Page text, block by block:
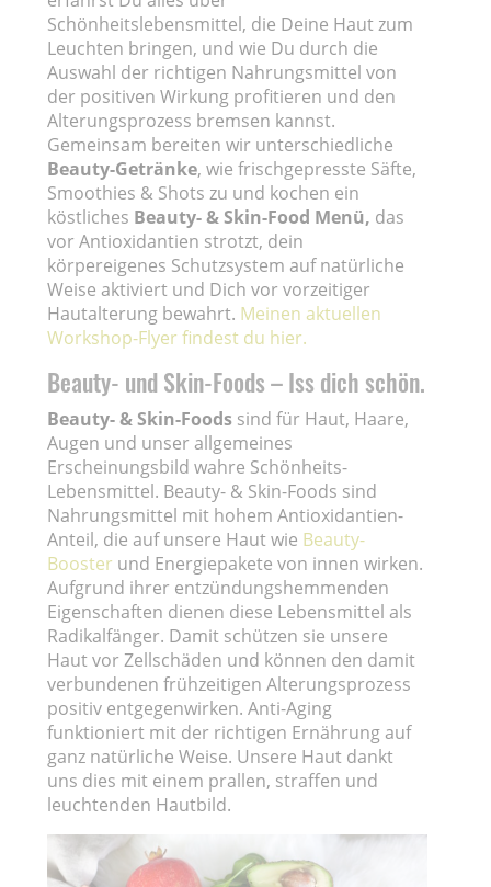
Schönheitslebensmittel, die Deine Haut zum
Leuchten bringen, und wie Du durch die
Auswahl der richtigen Nahrungsmittel von
der positiven Wirkung profitieren und den
Alterungsprozess bremsen kannst.
Gemeinsam bereiten wir unterschiedliche
Beauty-Getränke, wie frischgepresste Säfte,
Smoothies & Shots zu und kochen ein
köstliches Beauty- & Skin-Food Menü, das
vor Antioxidantien strotzt, dein
körpereigenes Schutzsystem auf natürliche
Weise aktiviert und Dich vor vorzeitiger
Hautalterung bewahrt. Meinen aktuellen
Workshop-Flyer findest du hier.
Beauty- und Skin-Foods – Iss dich schön.
Beauty- & Skin-Foods sind für Haut, Haare,
Augen und unser allgemeines
Erscheinungsbild wahre Schönheits-
Lebensmittel. Beauty- & Skin-Foods sind
Nahrungsmittel mit hohem Antioxidantien-
Anteil, die auf unsere Haut wie Beauty-
Booster und Energiepakete von innen wirken.
Aufgrund ihrer entzündungshemmenden
Eigenschaften dienen diese Lebensmittel als
Radikalfänger. Damit schützen sie unsere
Haut vor Zellschäden und können den damit
verbundenen frühzeitigen Alterungsprozess
positiv entgegenwirken. Anti-Aging
funktioniert mit der richtigen Ernährung auf
ganz natürliche Weise. Unsere Haut dankt
uns dies mit einem prallen, straffen und
leuchtenden Hautbild.